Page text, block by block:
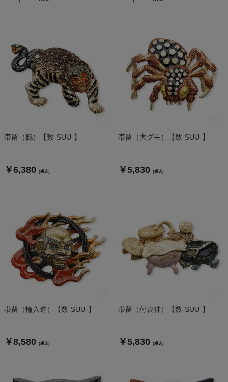
帯留（鵺）【数-SUU-】
￥6,380 (税込)
帯留（大グモ）【数-SUU-】
￥5,830 (税込)
帯留（輪入道）【数-SUU-】
￥8,580 (税込)
帯留（付喪神）【数-SUU-】
￥5,830 (税込)